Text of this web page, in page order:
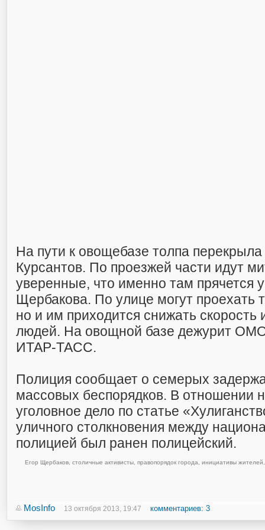
На пути к овощебазе толпа
Курсантов. По проезжей части идут
уверенные, что именно там прячется
Щербакова. По улице могут проехать
но и им приходится снижать скорость
людей. На овощной базе дежурит
ИТАР-ТАСС.
Полиция сообщает о семерых
массовых беспорядков. В отношении
уголовное дело по статье
уличного столкновения между
полицией был ранен полицейский.
Егор Щербаков, столичные активисты, правопорядок города инициативы жителей
MosInfo 13 октября 2013, 19:47 комментариев: 3